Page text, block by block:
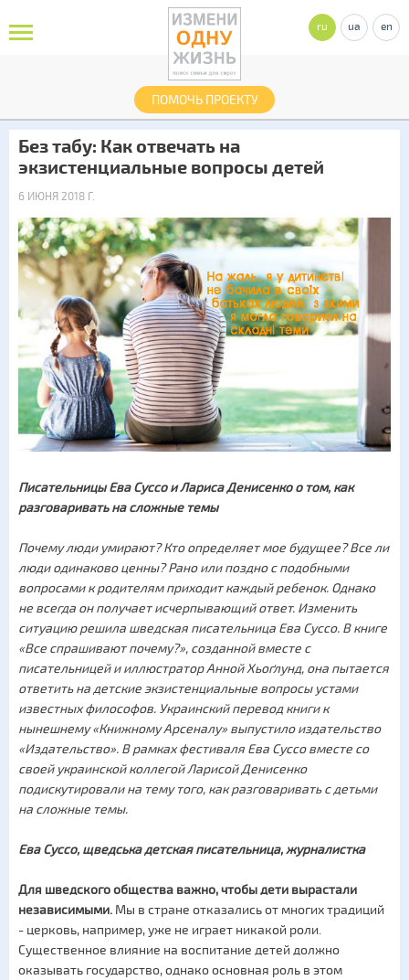
ПОМОЧЬ ПРОЕКТУ
ru ua en
Без табу: Как отвечать на
экзистенциальные вопросы детей
6 ИЮНЯ 2018 Г.
Писательницы Ева Суссо и Лариса Денисенко о том, как
разговаривать на сложные темы
Почему люди умирают? Кто определяет мое будущее? Все ли
люди одинаково ценны? Рано или поздно с подобными
вопросами к родителям приходит каждый ребенок. Однако
не всегда он получает исчерпывающий ответ. Изменить
ситуацию решила шведская писательница Ева Суссо. В книге
«Все спрашивают почему?», созданной вместе с
писательницей и иллюстратор Анной Хьоґлунд, она пытается
ответить на детские экзистенциальные вопросы устами
известных философов. Украинский перевод книги к
нынешнему «Книжному Арсеналу» выпустило издательство
«Издательство». В рамках фестиваля Ева Суссо вместе со
своей украинской коллегой Ларисой Денисенко
подискутировали на тему того, как разговаривать с детьми
на сложные темы.
Ева Суссо, щведська детская писательница, журналистка
Для шведского общества важно, чтобы дети вырастали
независимыми. Мы в стране отказались от многих традиций
- церковь, например, уже не играет никакой роли.
Существенное влияние на воспитание детей должно
оказывать государство, однако основная роль в этом